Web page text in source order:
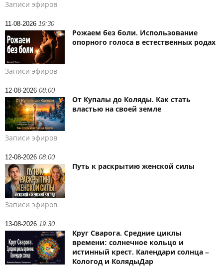
Записи эфиров
11-08-2026 19:30
Рожаем без боли. Использование
опорного голоса в естественных родах
Записи эфиров
12-08-2026 08:00
От Купалы до Коляды. Как стать
властью на своей земле
Записи эфиров
12-08-2026 08:00
Путь к раскрытию женской силы
Записи эфиров
13-08-2026 19:30
Круг Сварога. Средние циклы
времени: солнечное кольцо и
истинный крест. Календари солнца –
Кологод и КолядыДар